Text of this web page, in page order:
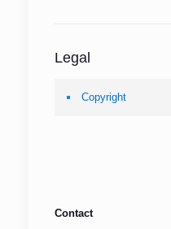
Legal
Copyright
Contact